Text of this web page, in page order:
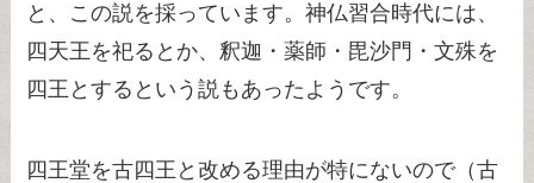
と、この説を採っています。神仏習合時代には、
四天王を祀るとか、釈迦・薬師・毘沙門・文殊を
四王とするという説もあったようです。
四王堂を古四王と改める理由が特にないので（古